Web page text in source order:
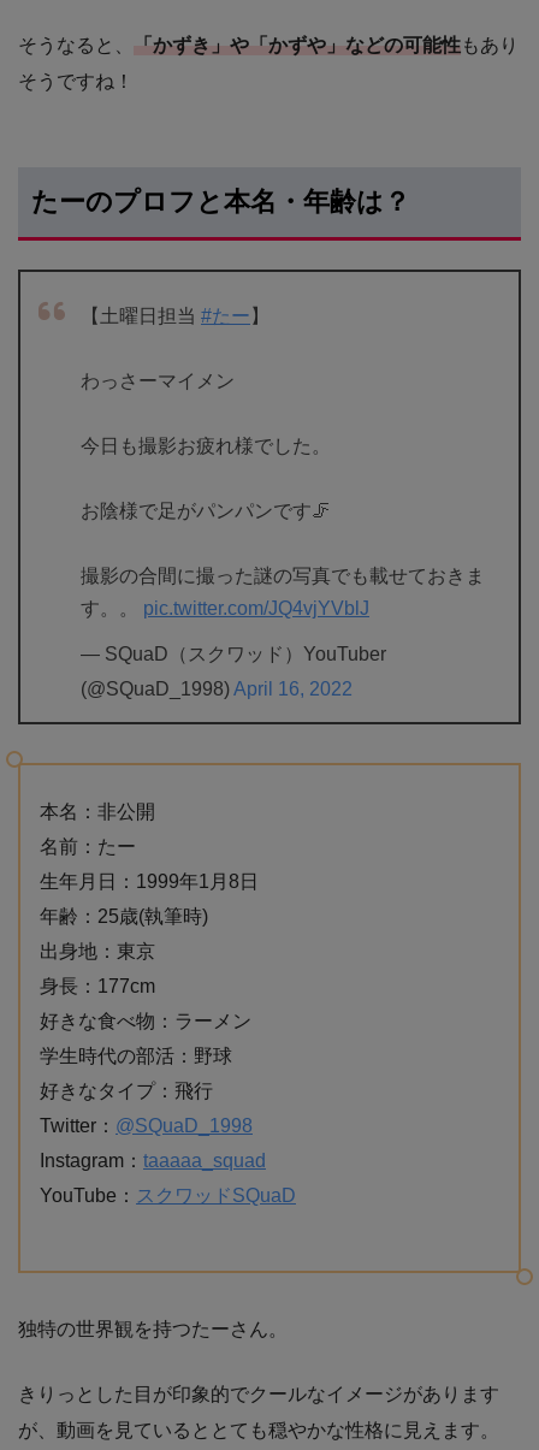
そうなると、 「かずき」や「かずや」などの可能性もあり
そうですね！
たーのプロフと本名・年齢は？
【土曜日担当 #たー 】
わっさーマイメン
今日も撮影お疲れ様でした。
お陰様で足がパンパンです🦵
撮影の合間に撮った謎の写真でも載せておきま
す。。 pic.twitter.com/JQ4vjYVblJ
— SQuaD（スクワッド）YouTuber
(@SQuaD_1998)April 16, 2022
本名：非公開
名前：たー
生年月日：1999年1月8日
年齢：25歳(執筆時)
出身地：東京
身長：177cm
好きな食べ物：ラーメン
学生時代の部活：野球
好きなタイプ：飛行
Twitter： @SQuaD_1998
Instagram： taaaaa_squad
YouTube： スクワッドSQuaD
独特の世界観を持つたーさん。
きりっとした目が印象的でクールなイメージがあります
が、動画を見ているととても穏やかな性格に見えます。